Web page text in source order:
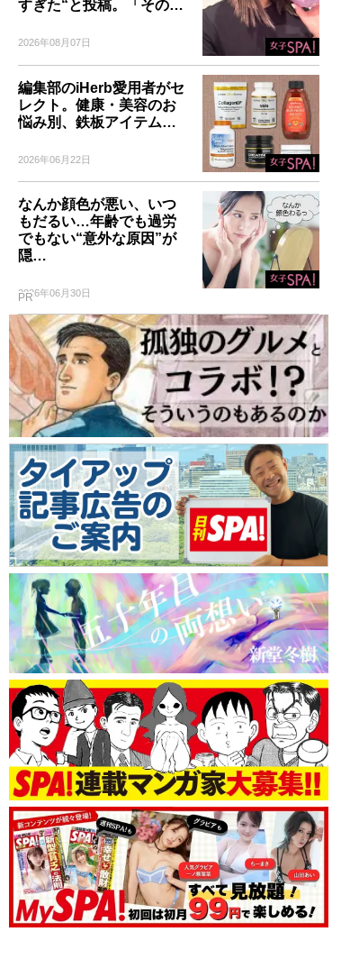
すぎた“と投稿。「その…
2026年08月07日
編集部のiHerb愛用者がセ
レクト。健康・美容のお
悩み別、鉄板アイテム…
2026年06月22日
なんか顔色が悪い、いつ
もだるい…年齢でも過労
でもない“意外な原因”が
隠…
2026年06月30日
PR